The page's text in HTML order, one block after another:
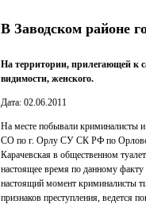
В Заводском районе
На территории, прилегающей к
видимости, женского.
Дата: 02.06.2011
На месте побывали криминалисты и
СО по г. Орлу СУ СК РФ по
Карачевская в общественном
настоящее время по данному
настоящий момент криминалисты
признаков преступления, ведется